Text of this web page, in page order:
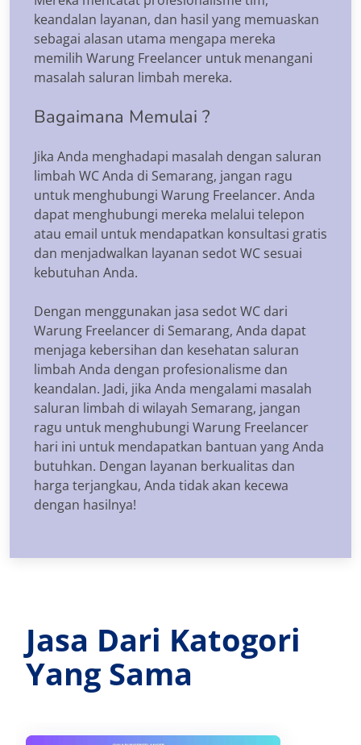
keandalan layanan, dan hasil yang memuaskan
sebagai alasan utama mengapa mereka
memilih Warung Freelancer untuk menangani
masalah saluran limbah mereka.
Bagaimana Memulai ?
Jika Anda menghadapi masalah dengan saluran
limbah WC Anda di Semarang, jangan ragu
untuk menghubungi Warung Freelancer. Anda
dapat menghubungi mereka melalui telepon
atau email untuk mendapatkan konsultasi gratis
dan menjadwalkan layanan sedot WC sesuai
kebutuhan Anda.
Dengan menggunakan jasa sedot WC dari
Warung Freelancer di Semarang, Anda dapat
menjaga kebersihan dan kesehatan saluran
limbah Anda dengan profesionalisme dan
keandalan. Jadi, jika Anda mengalami masalah
saluran limbah di wilayah Semarang, jangan
ragu untuk menghubungi Warung Freelancer
hari ini untuk mendapatkan bantuan yang Anda
butuhkan. Dengan layanan berkualitas dan
harga terjangkau, Anda tidak akan kecewa
dengan hasilnya!
Jasa Dari Katogori
Yang Sama